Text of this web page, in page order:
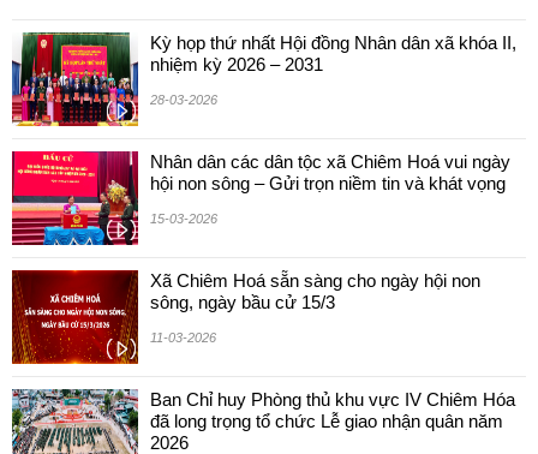
Kỳ họp thứ nhất Hội đồng Nhân dân xã khóa II,
nhiệm kỳ 2026 – 2031
28-03-2026
Nhân dân các dân tộc xã Chiêm Hoá vui ngày
hội non sông – Gửi trọn niềm tin và khát vọng
15-03-2026
Xã Chiêm Hoá sẵn sàng cho ngày hội non
sông, ngày bầu cử 15/3
11-03-2026
Ban Chỉ huy Phòng thủ khu vực IV Chiêm Hóa
đã long trọng tổ chức Lễ giao nhận quân năm
2026